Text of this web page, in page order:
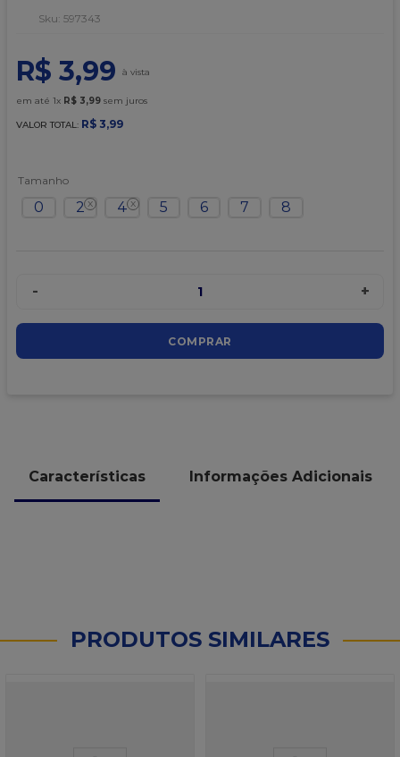
: 597343
R$ 3,99
em até 1x R$ 3,99 sem juros
VALOR TOTAL: R$ 3,99
Tamanho
0 2 4 5 6 7 8
- 1 +
COMPRAR
Características Informações Adicionais
PRODUTOS SIMILARES
sacola
9
caixa kraft
chocolate